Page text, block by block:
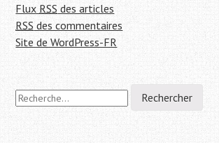
Flux RSS des articles
RSS des commentaires
Site de WordPress-FR
R
e
h